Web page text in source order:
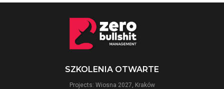
SZKOLENIA OTWARTE
Projects: Wiosna 2027, Kraków